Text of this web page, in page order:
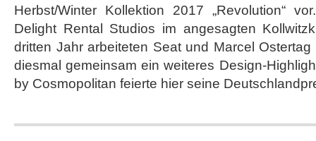
Herbst/Winter Kollektion 2017 „Revolution“
Delight Rental Studios im angesagten
dritten Jahr arbeiteten Seat und Marcel
diesmal gemeinsam ein weiteres Design-
by Cosmopolitan feierte hier seine